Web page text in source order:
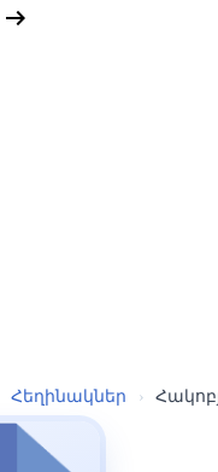
arrow_right_alt
Հեղինակներ ›